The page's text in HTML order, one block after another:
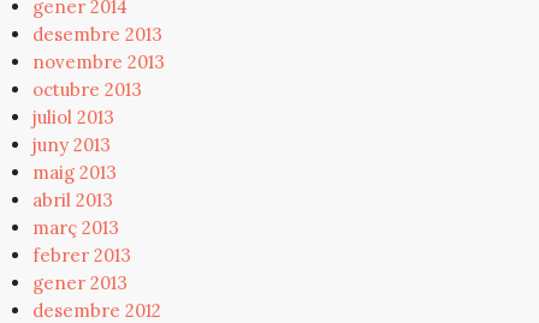
gener 2014
desembre 2013
novembre 2013
octubre 2013
juliol 2013
juny 2013
maig 2013
abril 2013
març 2013
febrer 2013
gener 2013
desembre 2012